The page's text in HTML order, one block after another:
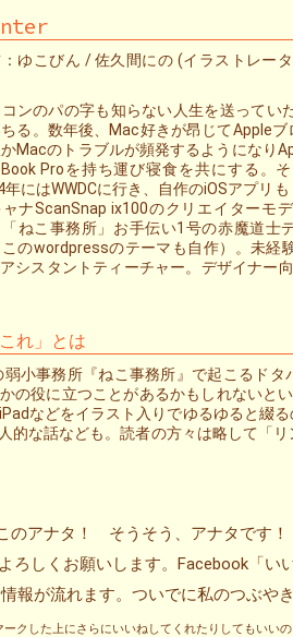
ゆこびん / 佐久間にの (イラストレー
ンのパの字も知らない人生を送ってい
る。数年後、Mac好きが昂じてApple
Macのトラブルが頻発するようになり
Proを持ち運び寝食を共にする。
年にはWWDCに行き、自作のiOSアプリ
ャナScanSnap ix100のクリエイターモ
ねこ事務所」お手伝い1号の赤魔道士
のwordpressのテーマも自作）。未経
シスタントティーチャー。デザイナー
れ」とは
小事務所『ねこ事務所』で起こるドタ
の役に立つことがあるかもしれないと
などをイラスト入りでゆるゆると綴
的な話なども。読者の方々は略して「
のアナタ！ そうそう、アナタです
ろしくお願いします。Facebook「
クした上にさらにいいねしてくれたりしてもいい